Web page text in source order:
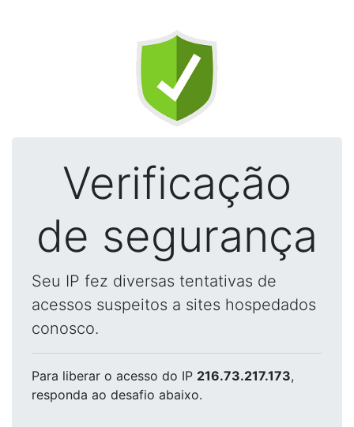
Verificação
de segurança
Seu IP fez diversas tentativas de
acessos suspeitos a sites hospedados
conosco.
Para liberar o acesso do IP 216.73.217.173,
responda ao desafio abaixo.